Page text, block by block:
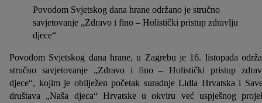
Povodom Svjetskog dana hrane održano je stručno
savjetovanje „Zdravo i fino – Holistički pristup zdravlju
djece“
Povodom Svjetskog dana hrane, u Zagrebu je 16. listopada
stručno savjetovanje „Zdravo i fino – Holistički pristup
djece“, kojim je obilježen početak suradnje Lidla Hrvatska i
društava „Naša djeca“ Hrvatske u okviru već uspješnog